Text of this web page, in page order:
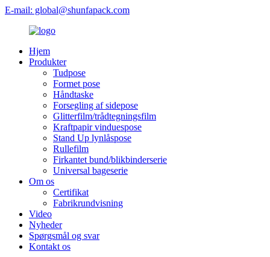
E-mail: global@shunfapack.com
Hjem
Produkter
Tudpose
Formet pose
Håndtaske
Forsegling af sidepose
Glitterfilm/trådtegningsfilm
Kraftpapir vinduespose
Stand Up lynlåspose
Rullefilm
Firkantet bund/blikbinderserie
Universal bageserie
Om os
Certifikat
Fabrikrundvisning
Video
Nyheder
Spørgsmål og svar
Kontakt os